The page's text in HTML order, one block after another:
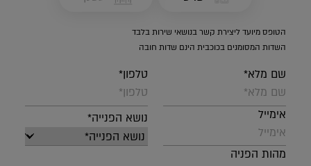
הטופס מיועד ליצירת קשר בנושאי שירות בלבד
השדות המסומנים בכוכבית הינם שדות חובה
שם מלא* טלפון*
אימייל נושא הפנייה*
מהות הפניה